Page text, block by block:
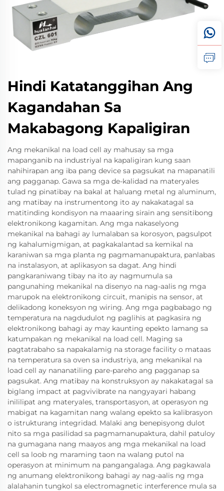
Hindi Katatanggihan Ang
Kagandahan Sa
Makabagong Kapaligiran
Ang mekanikal na load cell ay mahusay sa mga
mapanganib na industriyal na kapaligiran kung saan
nahihirapan ang iba pang device sa pagsukat na mapanatili
ang pagganap. Gawa sa mga de-kalidad na materyales
tulad ng pinatibay na bakal at haluang metal ng aluminum,
ang matibay na instrumentong ito ay nakakatagal sa
matitinding kondisyon na maaaring sirain ang sensitibong
elektronikong kagamitan. Ang mga nakaselyong
mekanikal na bahagi ay lumalaban sa korosyon, pagsulpot
ng kahalumigmigan, at pagkakalantad sa kemikal na
karaniwan sa mga planta ng pagmamanupaktura, panlabas
na instalasyon, at aplikasyon sa dagat. Ang hindi
pangkaraniwang tibay na ito ay nagmumula sa
pangunahing mekanikal na disenyo na nag-aalis ng mga
marupok na elektronikong circuit, manipis na sensor, at
delikadong koneksyon ng wiring. Ang mga pagbabago ng
temperatura na nagdudulot ng paglihis at pagkasira ng
elektronikong bahagi ay may kaunting epekto lamang sa
katumpakan ng mekanikal na load cell. Maging sa
pagtatrabaho sa napakalamig na storage facility o mataas
na temperatura sa oven sa industriya, ang mekanikal na
load cell ay nananatiling pare-pareho ang pagganap sa
pagsukat. Ang matibay na konstruksyon ay nakakatagal sa
biglang impact at pagvivibrate na nangyayari habang
inililipat ang materyales, transportasyon, at operasyon ng
mabigat na kagamitan nang walang epekto sa kalibrasyon
o istrukturang integridad. Malaki ang benepisyong dulot
nito sa mga pasilidad sa pagmamanupaktura, dahil patuloy
na gumagana nang maayos ang mga mekanikal na load
cell sa loob ng maraming taon na walang putol na
operasyon at minimum na pangangalaga. Ang pagkawala
ng anumang elektronikong bahagi ay nag-aalis ng mga
alalahanin tungkol sa electromagnetic interference mula sa